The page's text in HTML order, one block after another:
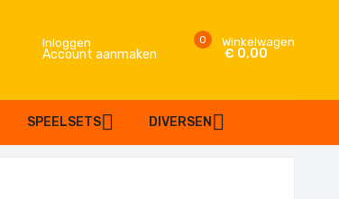
Inloggen
Account aanmaken
0 Winkelwagen
€ 0,00
SPEELSETS DIVERSEN